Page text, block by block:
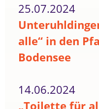
25.07.2024
alle“ in den
Bodensee
14.06.2024